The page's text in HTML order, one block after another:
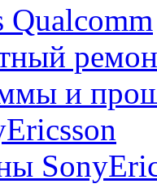
Qualcomm
и